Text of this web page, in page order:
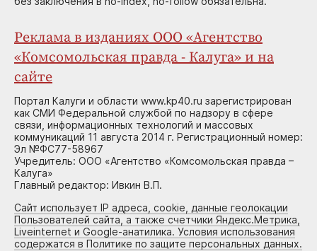
Реклама в изданиях ООО «Агентство
«Комсомольская правда - Калуга» и на
сайте
Портал Калуги и области www.kp40.ru зарегистрирован
как СМИ Федеральной службой по надзору в сфере
связи, информационных технологий и массовых
коммуникаций 11 августа 2014 г. Регистрационный номер:
Эл №ФС77-58967
Учредитель: ООО «Агентство «Комсомольская правда –
Калуга»
Главный редактор: Ивкин В.П.
Сайт использует IP адреса, cookie, данные геолокации
Пользователей сайта, а также счетчики Яндекс.Метрика,
Liveinternet и Google-анатилика. Условия использования
содержатся в Политике по защите персональных данных.